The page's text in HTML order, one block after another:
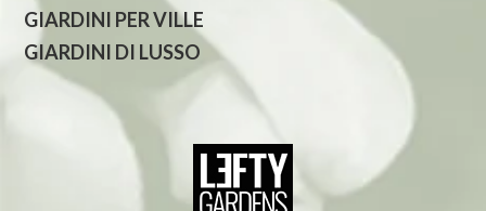
GIARDINI PER VILLE
GIARDINI DI LUSSO